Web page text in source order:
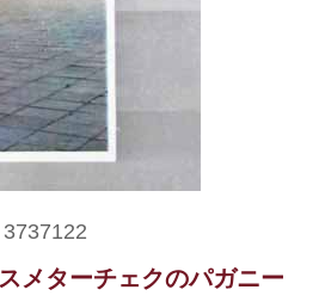
メターチェクのパガニー